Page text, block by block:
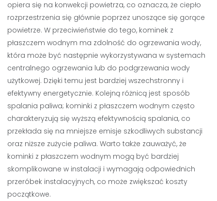
opiera się na konwekcji powietrza, co oznacza, że ciepło
rozprzestrzenia się głównie poprzez unoszące się gorące
powietrze. W przeciwieństwie do tego, kominek z
płaszczem wodnym ma zdolność do ogrzewania wody,
która może być następnie wykorzystywana w systemach
centralnego ogrzewania lub do podgrzewania wody
użytkowej. Dzięki temu jest bardziej wszechstronny i
efektywny energetycznie. Kolejną różnicą jest sposób
spalania paliwa; kominki z płaszczem wodnym często
charakteryzują się wyższą efektywnością spalania, co
przekłada się na mniejsze emisje szkodliwych substancji
oraz niższe zużycie paliwa. Warto także zauważyć, że
kominki z płaszczem wodnym mogą być bardziej
skomplikowane w instalacji i wymagają odpowiednich
przeróbek instalacyjnych, co może zwiększać koszty
początkowe.